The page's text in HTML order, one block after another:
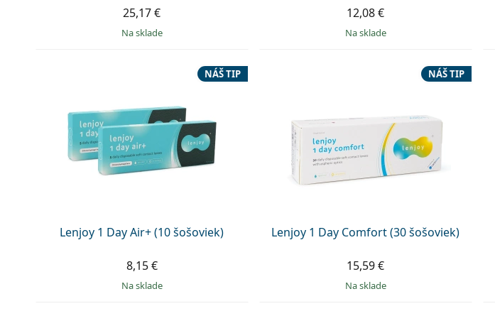
25,17 €
na sklade
12,08 €
na sklade
Lenjoy 1 Day Air+ (10 šošoviek)
NÁŠ TIP
8,15 €
na sklade
Lenjoy 1 Day Comfort (30 šošoviek)
NÁŠ TIP
15,59 €
na sklade